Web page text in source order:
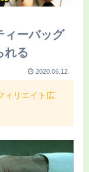
ィーバッグ
れる
2020.06.12
ィリエイト広